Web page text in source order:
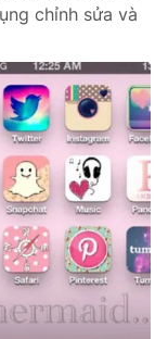
chỉnh sửa và